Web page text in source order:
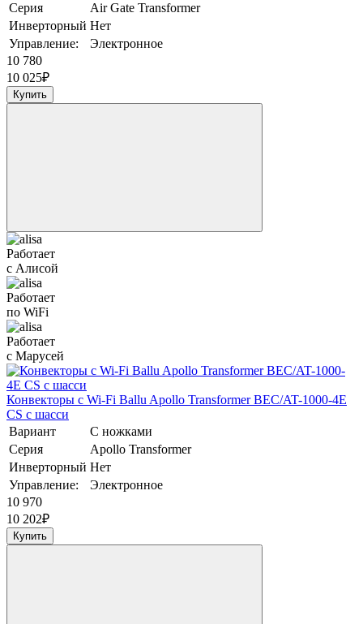
Серия
Air Gate Transformer
Инверторный Нет
Управление:
Электронное
10 780
10 025₽
Купить
Работает
с Алисой
Работает
по WiFi
Работает
с Марусей
Конвекторы с Wi-Fi Ballu Apollo Transformer BEC/AT-1000-4E
CS с шасси
Вариант
С ножками
Серия
Apollo Transformer
Инверторный Нет
Управление:
Электронное
10 970
10 202₽
Купить